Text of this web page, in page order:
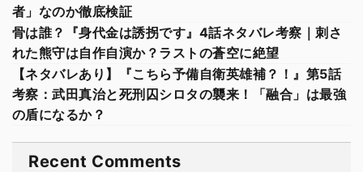
者」なのか徹底検証
骨は誰？『身代金は誘拐です』4話ネタバレ考察｜刺さ
れた熊守は自作自演か？ラストの蒼空に絶望
【ネタバレあり】『こちら予備自衛英雄補？！』第5話
考察：武田真治と死刑囚シロタの襲来！「融合」は最強
の盾になるか？
Recent Comments